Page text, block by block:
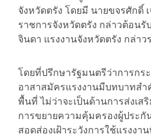
จังหวัดตรัง โดยมี นายขจรศักดิ์
ราชการจังหวัดตรัง กล่าวต้อน
จินดา แรงงานจังหวัดตรัง กล่าว
โดยที่ปรึกษารัฐมนตรีว่าการกร
อาสาสมัครแรงงานมีบทบาทส
พื้นที่ ไม่ว่าจะเป็นด้านการส่งเส
การขยายความคุ้มครองผู้ประกั
สอดส่องเฝ้าระวังการใช้แรงง